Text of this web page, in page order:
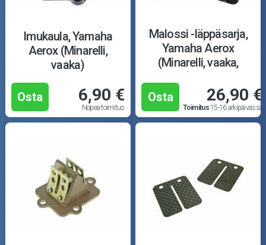
Ajovarusteet
Nastarenkaat
Renkaat ja vanteet
Öljyt ja kemikaalit
Työkalut
Outlet-tuotteet
Imukaula, Yamaha
Aerox (Minarelli,
vaaka)
Osta 6,90 €
Nopea toimitus
Malossi -läppäsarja,
Yamaha Aerox
(Minarelli, vaaka,
VL11), hiilikuitu
Osta
26,90 €
Toimitus15-16 arkipäivässä